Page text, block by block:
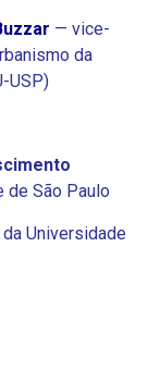
— vice-
da
USP)
de São Paulo
Universidade